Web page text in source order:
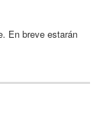
En breve estarán